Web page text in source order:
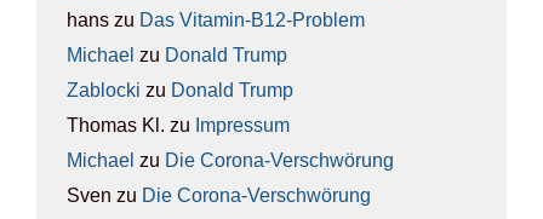
hans zu Das Vit­amin-B12-Pro­blem
Michael zu Donald Trump
Zablocki zu Donald Trump
Thomas Kl. zu Impres­sum
Michael zu Die Coro­na-Ver­schwö­rung
Sven zu Die Coro­na-Ver­schwö­rung